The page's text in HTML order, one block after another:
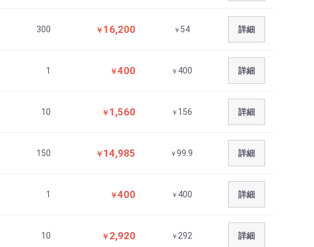
300 ￥ 16,200 ￥ 54 詳細
1 ￥400 ￥ 400 詳細
10 ￥ 1,560 ￥ 156 詳細
150 ￥ 14,985 ￥99.9 詳細
1 ￥400 ￥ 400 詳細
10 ￥ 2,920 ￥ 292 詳細